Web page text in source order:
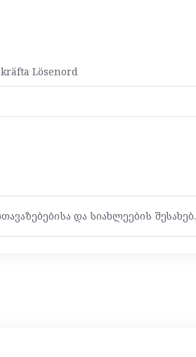
Lösenord
და სიახლეების შესახებ.